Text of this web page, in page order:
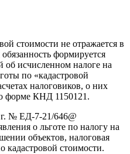
стоимости не отражается в
формируется
об исчисленном налоге на
по «кадастровой
налоговиков, о них
форме КНД 1150121.
№ ЕД-7-21/646@
о льготе по налогу на
объектов, налоговая
кадастровой стоимости.